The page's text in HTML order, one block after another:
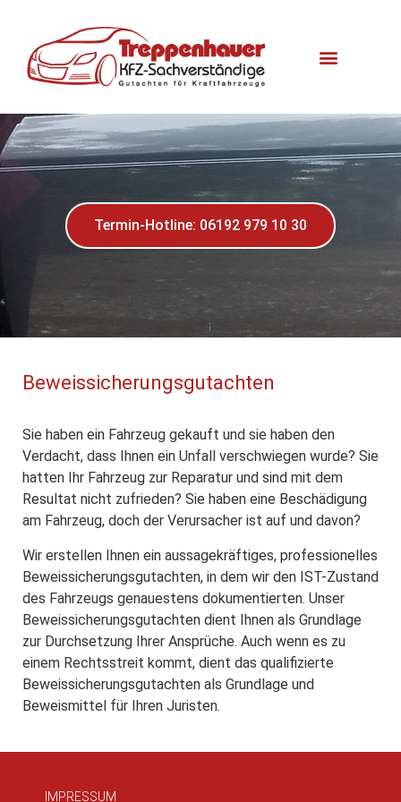
Termin-Hotline: 06192 979 10 30
Beweissicherungsgutachten
Sie haben ein Fahrzeug gekauft und sie haben den
Verdacht, dass Ihnen ein Unfall verschwiegen wurde? Sie
hatten Ihr Fahrzeug zur Reparatur und sind mit dem
Resultat nicht zufrieden? Sie haben eine Beschädigung
am Fahrzeug, doch der Verursacher ist auf und davon?
Wir erstellen Ihnen ein aussagekräftiges, professionelles
Beweissicherungsgutachten, in dem wir den IST-Zustand
des Fahrzeugs genauestens dokumentierten. Unser
Beweissicherungsgutachten dient Ihnen als Grundlage
zur Durchsetzung Ihrer Ansprüche. Auch wenn es zu
einem Rechtsstreit kommt, dient das qualifizierte
Beweissicherungsgutachten als Grundlage und
Beweismittel für Ihren Juristen.
IMPRESSUM